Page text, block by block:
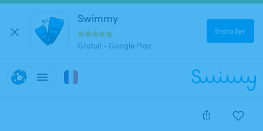
Swimmy
Gratuit - Google Play
Installer